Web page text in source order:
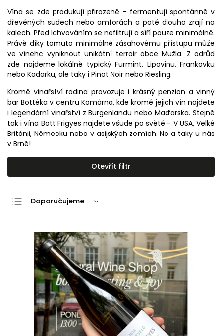
Vína se zde produkují přirozeně - fermentují spontánně v
dřevěných sudech nebo amforách a poté dlouho zrají na
kalech. Před lahvováním se nefiltrují a síří pouze minimálně.
Právě díky tomuto minimálně zásahovému přístupu může
ve vínehc vyniknout unikátní terroir obce Mužla. Z odrůd
zde najdeme lokálně typický Furmint, Lipovinu, Frankovku
nebo Kadarku, ale taky i Pinot Noir nebo Riesling.
Kromě vinařství rodina provozuje i krásný penzion a vinný
bar Bottéka v centru Komárna, kde kromě jejich vín najdete
i legendární vinařství z Burgenlandu nebo Maďarska. Stejně
tak i vína Bott Frigyes najdete všude po světě - V USA, Velké
Británii, Německu nebo v asijských zemích. No a taky u nás
v Brně!
Otevřít filtr
Doporučujeme
Nejdražší
Nejprodávanější
Abecedně